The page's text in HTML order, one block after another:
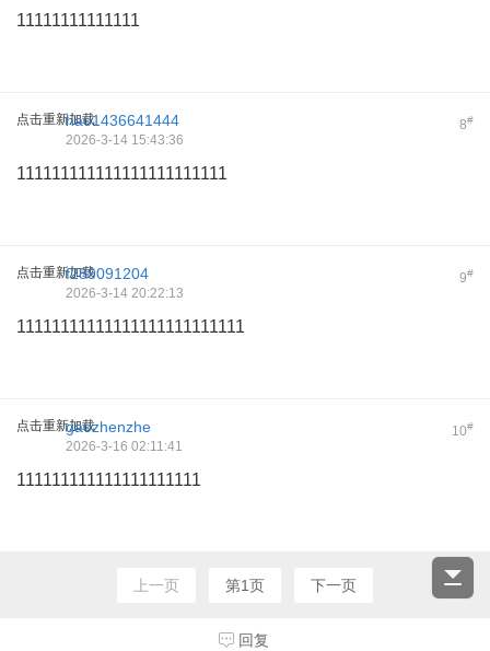
11111111111111
点击重新加载 8#
hao1436641444
2026-3-14 15:43:36
111111111111111111111111
点击重新加载 9#
f289091204
2026-3-14 20:22:13
11111111111111111111111111
点击重新加载 10#
gaozhenzhe
2026-3-16 02:11:41
111111111111111111111
上一页 第1页 下一页
回复